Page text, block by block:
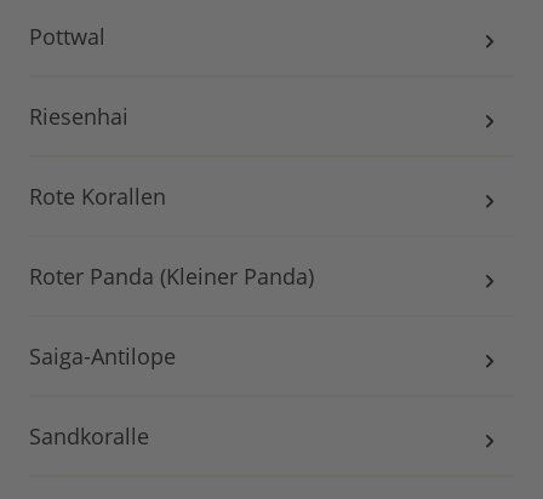
Pottwal
Riesenhai
Rote Korallen
Roter Panda (Kleiner Panda)
Saiga-Antilope
Sandkoralle